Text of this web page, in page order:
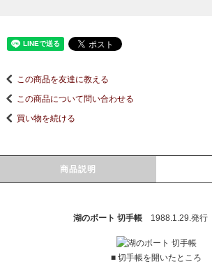
この商品を友達に教える
この商品について問い合わせる
買い物を続ける
商品説明
湖のボート 切手帳 1988.1.29.発行
■ 切手帳を開いたところ